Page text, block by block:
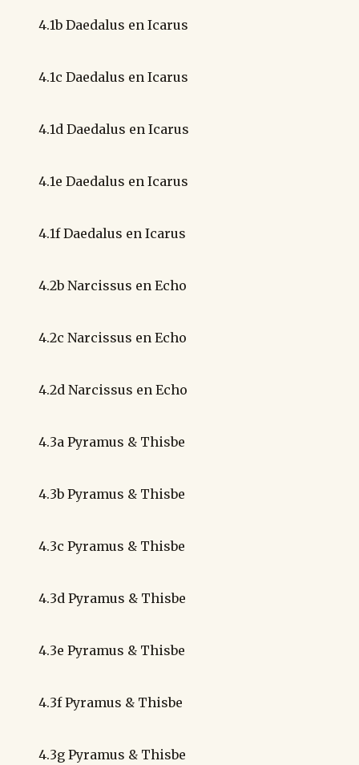
4.1b Daedalus en Icarus
4.1c Daedalus en Icarus
4.1d Daedalus en Icarus
4.1e Daedalus en Icarus
4.1f Daedalus en Icarus
4.2b Narcissus en Echo
4.2c Narcissus en Echo
4.2d Narcissus en Echo
4.3a Pyramus & Thisbe
4.3b Pyramus & Thisbe
4.3c Pyramus & Thisbe
4.3d Pyramus & Thisbe
4.3e Pyramus & Thisbe
4.3f Pyramus & Thisbe
4.3g Pyramus & Thisbe